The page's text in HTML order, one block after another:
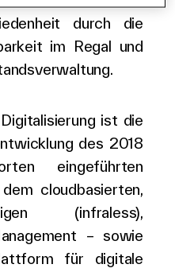
durch die
im Regal und
ist die
des 2018
eingeführten
cloudbasierten,
(infraless),
– sowie
für digitale